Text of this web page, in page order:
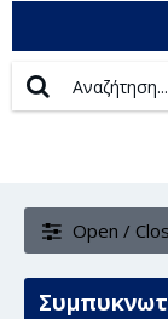
Open /